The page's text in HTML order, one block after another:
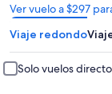
Ver vuelo a $297
Se
abrirá
en
una
nueva
ventana
Viaje redondo
Solo vuelos